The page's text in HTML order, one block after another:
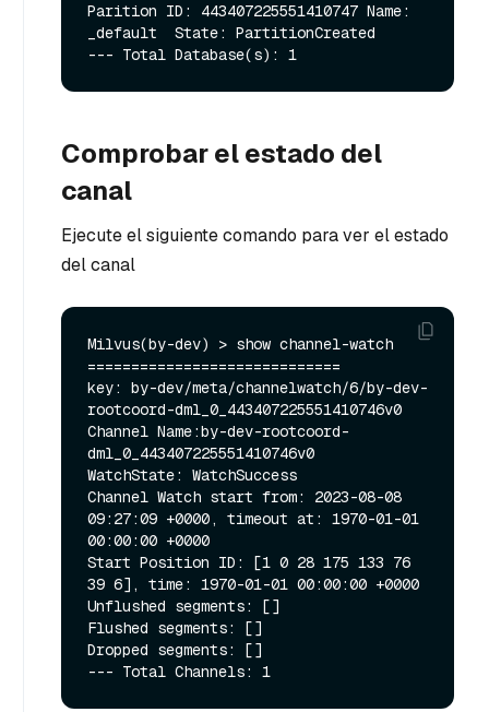
Parition ID: 443407225551410747 Name:
_default  State: PartitionCreated
Comprobar el estado del
canal
Ejecute el siguiente comando para ver el estado
del canal
Milvus(by-dev) > show channel-watch
=============================
key: by-dev/meta/channelwatch/6/by-dev-
rootcoord-dml_0_443407225551410746v0
Channel Name:by-dev-rootcoord-
dml_0_443407225551410746v0
WatchState: WatchSuccess
Channel Watch start from: 2023-08-08
09:27:09 +0000, timeout at: 1970-01-01
00:00:00 +0000
Start Position ID: [1 0 28 175 133 76
39 6], time: 1970-01-01 00:00:00 +0000
Unflushed segments: []
Flushed segments: []
Dropped segments: []